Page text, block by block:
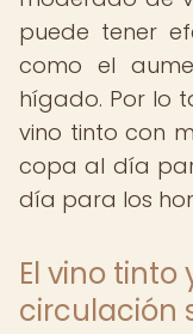
puede tener
como el
hígado. Por lo
vino tinto con
copa al día
día para los
El vino
circulación